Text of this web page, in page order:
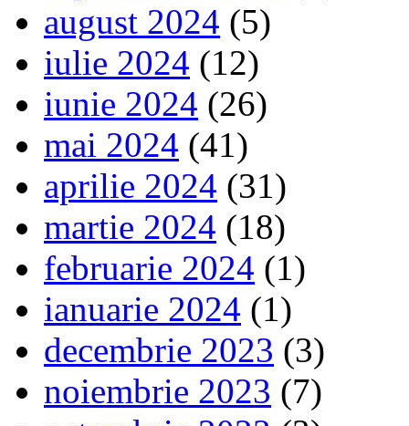
august 2024 (5)
iulie 2024 (12)
iunie 2024 (26)
mai 2024 (41)
aprilie 2024 (31)
martie 2024 (18)
februarie 2024 (1)
ianuarie 2024 (1)
decembrie 2023 (3)
noiembrie 2023 (7)